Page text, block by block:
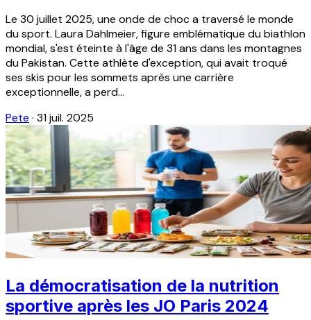
Le 30 juillet 2025, une onde de choc a traversé le monde
du sport. Laura Dahlmeier, figure emblématique du biathlon
mondial, s'est éteinte à l'âge de 31 ans dans les montagnes
du Pakistan. Cette athlète d'exception, qui avait troqué
ses skis pour les sommets après une carrière
exceptionnelle, a perd...
Pete · 31 juil. 2025
La démocratisation de la nutrition
sportive après les JO Paris 2024